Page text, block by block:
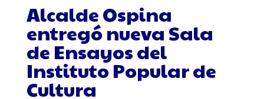
Alcalde Ospina
entregó nueva Sala
de Ensayos del
Instituto Popular de
Cultura